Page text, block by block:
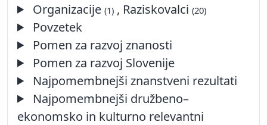
Organizacije(1) , Raziskovalci(20)
Povzetek
Pomen za razvoj znanosti
Pomen za razvoj Slovenije
Najpomembnejši znanstveni rezultati
Najpomembnejši družbeno–
ekonomsko in kulturno relevantni